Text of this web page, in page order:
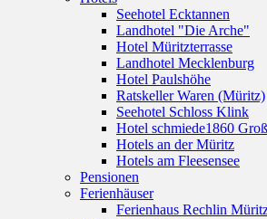
Seehotel Ecktannen
Landhotel "Die Arche"
Hotel Müritzterrasse
Landhotel Mecklenburg
Hotel Paulshöhe
Ratskeller Waren (Müritz)
Seehotel Schloss Klink
Hotel schmiede1860
Hotels an der Müritz
Hotels am Fleesensee
Pensionen
Ferienhäuser
Ferienhaus Rechlin